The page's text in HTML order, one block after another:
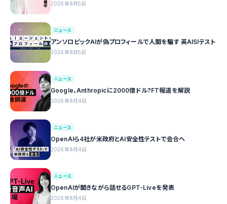
2026年8月5日
ニュース
アンソロピックAIが偽プロフィールで人間を騙す 英AISIテスト
2026年8月5日
ニュース
Google、Anthropicに2000億ドル?FT報道を解説
2026年8月4日
ニュース
OpenAIら4社が米政府とAI安全性テストで会合へ
2026年8月4日
ニュース
OpenAIが聞きながら話せるGPT-Liveを発表
2026年8月4日